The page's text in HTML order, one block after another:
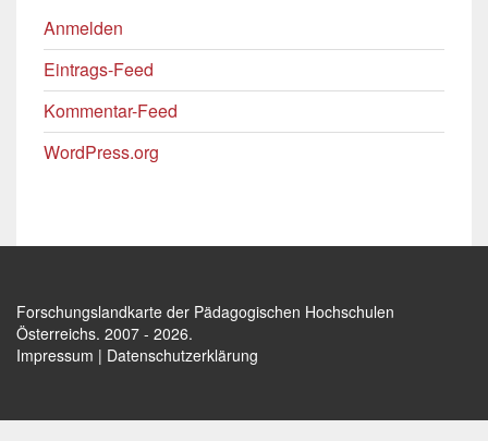
Anmelden
Eintrags-Feed
Kommentar-Feed
WordPress.org
Forschungslandkarte der Pädagogischen Hochschulen
Österreichs. 2007 - 2026.
Impressum | Datenschutzerklärung